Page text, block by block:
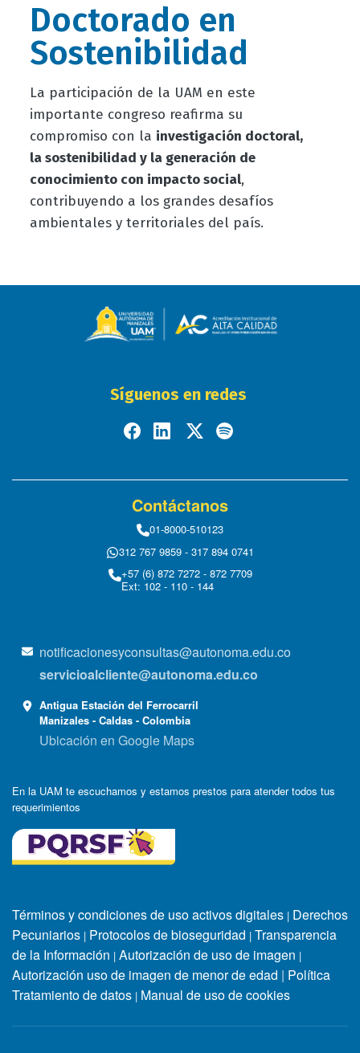
Doctorado en
Sostenibilidad
La participación de la UAM en este
importante congreso reafirma su
compromiso con la investigación doctoral,
la sostenibilidad y la generación de
conocimiento con impacto social,
contribuyendo a los grandes desafíos
ambientales y territoriales del país.
Síguenos en redes
Contáctanos
01-8000-510123
312 767 9859 - 317 894 0741
+57 (6) 872 7272 - 872 7709
Ext: 102 - 110 - 144
notificacionesyconsultas@autonoma.edu.co
servicioalcliente@autonoma.edu.co
Antigua Estación del Ferrocarril
Manizales - Caldas - Colombia
Ubicación en Google Maps
En la UAM te escuchamos y estamos prestos para atender todos tus
requerimientos
Términos y condiciones de uso activos digitales | Derechos
Pecuniarios | Protocolos de bioseguridad | Transparencia
de la Información | Autorización de uso de imagen |
Autorización uso de imagen de menor de edad | Política
Tratamiento de datos | Manual de uso de cookies